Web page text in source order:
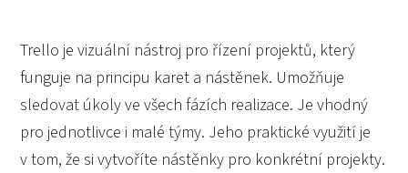
Trello je vizuální nástroj pro řízení projektů, který
funguje na principu karet a nástěnek. Umožňuje
sledovat úkoly ve všech fázích realizace. Je vhodný
pro jednotlivce i malé týmy. Jeho praktické využití je
v tom, že si vytvoříte nástěnky pro konkrétní projekty.